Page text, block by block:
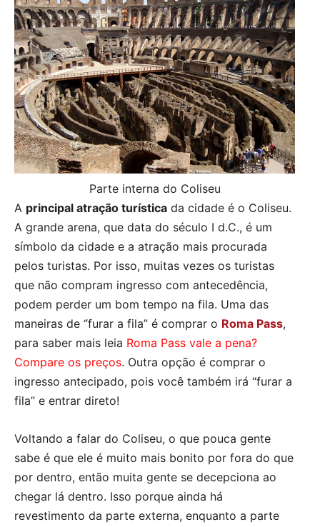
Parte interna do Coliseu
A principal atração turística da cidade é o Coliseu.
A grande arena, que data do século I d.C., é um
símbolo da cidade e a atração mais procurada
pelos turistas. Por isso, muitas vezes os turistas
que não compram ingresso com antecedência,
podem perder um bom tempo na fila. Uma das
maneiras de “furar a fila” é comprar o Roma Pass,
para saber mais leia Roma Pass vale a pena?
Compare os preços. Outra opção é comprar o
ingresso antecipado, pois você também irá “furar a
fila” e entrar direto!
Voltando a falar do Coliseu, o que pouca gente
sabe é que ele é muito mais bonito por fora do que
por dentro, então muita gente se decepciona ao
chegar lá dentro. Isso porque ainda há
revestimento da parte externa, enquanto a parte